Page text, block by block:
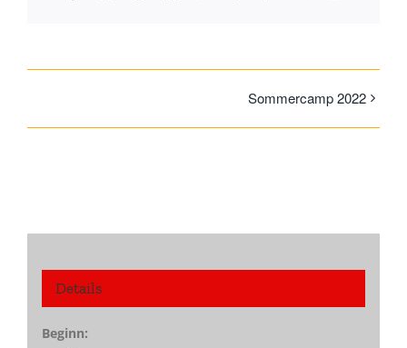
Sommercamp 2022
Details
Beginn: